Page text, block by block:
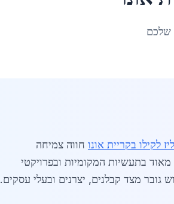
שלכם
לקילו בקריית אונו חווה צמיחה
מאוד בתעשיות המקומיות ובפרויקטי
גובר מצד קבלנים, יצרנים ובעלי עסקים.